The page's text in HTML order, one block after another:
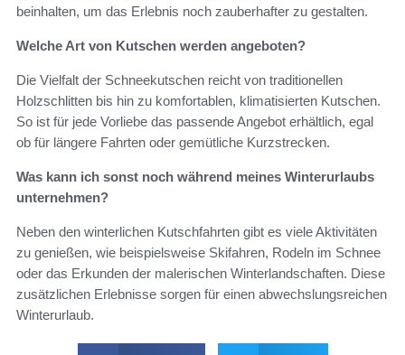
beinhalten, um das Erlebnis noch zauberhafter zu gestalten.
Welche Art von Kutschen werden angeboten?
Die Vielfalt der Schneekutschen reicht von traditionellen
Holzschlitten bis hin zu komfortablen, klimatisierten Kutschen.
So ist für jede Vorliebe das passende Angebot erhältlich, egal
ob für längere Fahrten oder gemütliche Kurzstrecken.
Was kann ich sonst noch während meines Winterurlaubs
unternehmen?
Neben den winterlichen Kutschfahrten gibt es viele Aktivitäten
zu genießen, wie beispielsweise Skifahren, Rodeln im Schnee
oder das Erkunden der malerischen Winterlandschaften. Diese
zusätzlichen Erlebnisse sorgen für einen abwechslungsreichen
Winterurlaub.